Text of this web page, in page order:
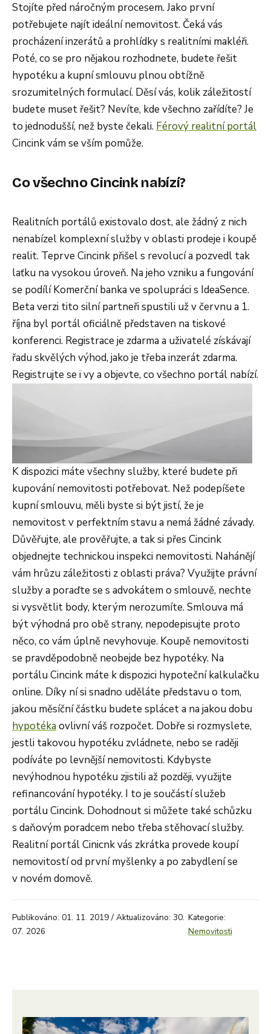
Stojíte před náročným procesem. Jako první
potřebujete najít ideální nemovitost. Čeká vás
procházení inzerátů a prohlídky s realitními makléři.
Poté, co se pro nějakou rozhodnete, budete řešit
hypotéku a kupní smlouvu plnou obtížně
srozumitelných formulací. Děsí vás, kolik záležitostí
budete muset řešit? Nevíte, kde všechno zařídíte? Je
to jednodušší, než byste čekali. Férový realitní portál
Cincink vám se vším pomůže.
Co všechno Cincink nabízí?
Realitních portálů existovalo dost, ale žádný z nich
nenabízel komplexní služby v oblasti prodeje i koupě
realit. Teprve Cincink přišel s revolucí a pozvedl tak
laťku na vysokou úroveň. Na jeho vzniku a fungování
se podílí Komerční banka ve spolupráci s IdeaSence.
Beta verzi tito silní partneři spustili už v červnu a 1.
října byl portál oficiálně představen na tiskové
konferenci. Registrace je zdarma a uživatelé získávají
řadu skvělých výhod, jako je třeba inzerát zdarma.
Registrujte se i vy a objevte, co všechno portál nabízí.
K dispozici máte všechny služby, které budete při
kupování nemovitosti potřebovat. Než podepíšete
kupní smlouvu, měli byste si být jistí, že je
nemovitost v perfektním stavu a nemá žádné závady.
Důvěřujte, ale prověřujte, a tak si přes Cincink
objednejte technickou inspekci nemovitosti. Nahánějí
vám hrůzu záležitosti z oblasti práva? Využijte právní
služby a poraďte se s advokátem o smlouvě, nechte
si vysvětlit body, kterým nerozumíte. Smlouva má
být výhodná pro obě strany, nepodepisujte proto
něco, co vám úplně nevyhovuje. Koupě nemovitosti
se pravděpodobně neobejde bez hypotéky. Na
portálu Cincink máte k dispozici hypoteční kalkulačku
online. Díky ní si snadno uděláte představu o tom,
jakou měsíční částku budete splácet a na jakou dobu
hypotékaovlivní váš rozpočet. Dobře si rozmyslete,
jestli takovou hypotéku zvládnete, nebo se raději
podíváte po levnější nemovitosti. Kdybyste
nevýhodnou hypotéku zjistili až později, využijte
refinancování hypotéky. I to je součástí služeb
portálu Cincink. Dohodnout si můžete také schůzku
s daňovým poradcem nebo třeba stěhovací služby.
Realitní portál Cinicnk vás zkrátka provede koupí
nemovitostí od první myšlenky a po zabydlení se
v novém domově.
Publikováno: 01. 11. 2019 / Aktualizováno: 30.
07. 2026
Kategorie:
Nemovitosti